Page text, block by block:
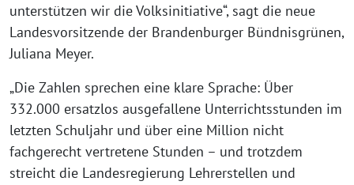
unterstützen wir die Volksinitiative“, sagt die neue
Landesvorsitzende der Brandenburger Bündnisgrünen,
Juliana Meyer.
„Die Zahlen sprechen eine klare Sprache: Über
332.000 ersatzlos ausgefallene Unterrichtsstunden im
letzten Schuljahr und über eine Million nicht
fachgerecht vertretene Stunden – und trotzdem
streicht die Landesregierung Lehrerstellen und